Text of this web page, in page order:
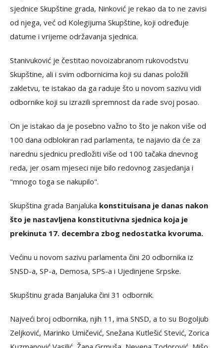
sjednice Skupštine grada, Ninković je rekao da to ne zavisi
od njega, već od Kolegijuma Skupštine, koji određuje
datume i vrijeme održavanja sjednica.
Stanivuković je čestitao novoizabranom rukovodstvu
Skupštine, ali i svim odbornicima koji su danas položili
zakletvu, te istakao da ga raduje što u novom sazivu vidi
odbornike koji su izrazili spremnost da rade svoj posao.
On je istakao da je posebno važno to što je nakon više od
100 dana odblokiran rad parlamenta, te najavio da će za
narednu sjednicu predložiti više od 100 tačaka dnevnog
reda, jer osam mjeseci nije bilo redovnog zasjedanja i
"mnogo toga se nakupilo".
Skupština grada Banjaluka konstituisana je danas nakon
što je nastavljena konstitutivna sjednica koja je
prekinuta 17. decembra zbog nedostatka kvoruma.
Većinu u novom sazivu parlamenta čini 20 odbornika iz
SNSD-a, SP-a, Demosa, SPS-a i Ujedinjene Srpske.
Skupštinu grada Banjaluka čini 31 odbornik.
Najveći broj odbornika, njih 11, ima SNSD, a to su Bogoljub
Zeljković, Marinko Umičević, Snežana Kutlešić Stević, Zorica